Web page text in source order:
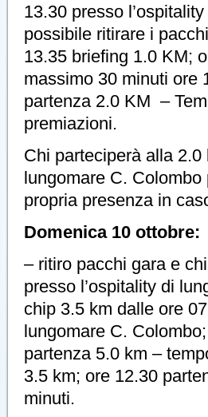
13.30 presso
possibile ritirare i
13.35 briefing 1.0 KM;
massimo 30 minuti ore
partenza 2.0 KM –
premiazioni.
Chi parteciperà alla 2.0
lungomare C. Colombo
propria presenza in
Domenica 10 ottobre:
– ritiro pacchi gara e
presso l’ospitality di
chip 3.5 km dalle ore
lungomare C.
partenza 5.0 km –
3.5 km; ore 12.30
minuti.